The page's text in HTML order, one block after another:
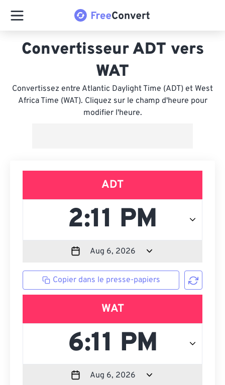
Convertisseur ADT vers
WAT
Convertissez entre Atlantic Daylight Time (ADT) et West
Africa Time (WAT). Cliquez sur le champ d'heure pour
modifier l'heure.
ADT
Copier dans le presse-papiers
WAT